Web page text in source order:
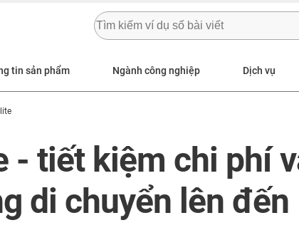
tin sản phẩm Ngành công nghiệp Dịch vụ
- tiết kiệm chi phí
di chuyển lên